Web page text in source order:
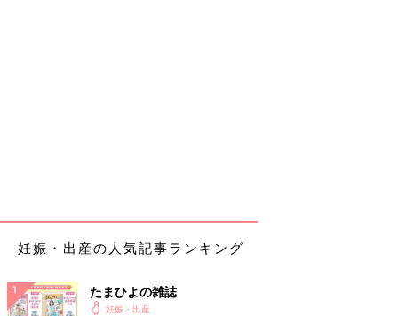
妊娠・出産の人気記事ランキング
たまひよの雑誌
妊娠・出産